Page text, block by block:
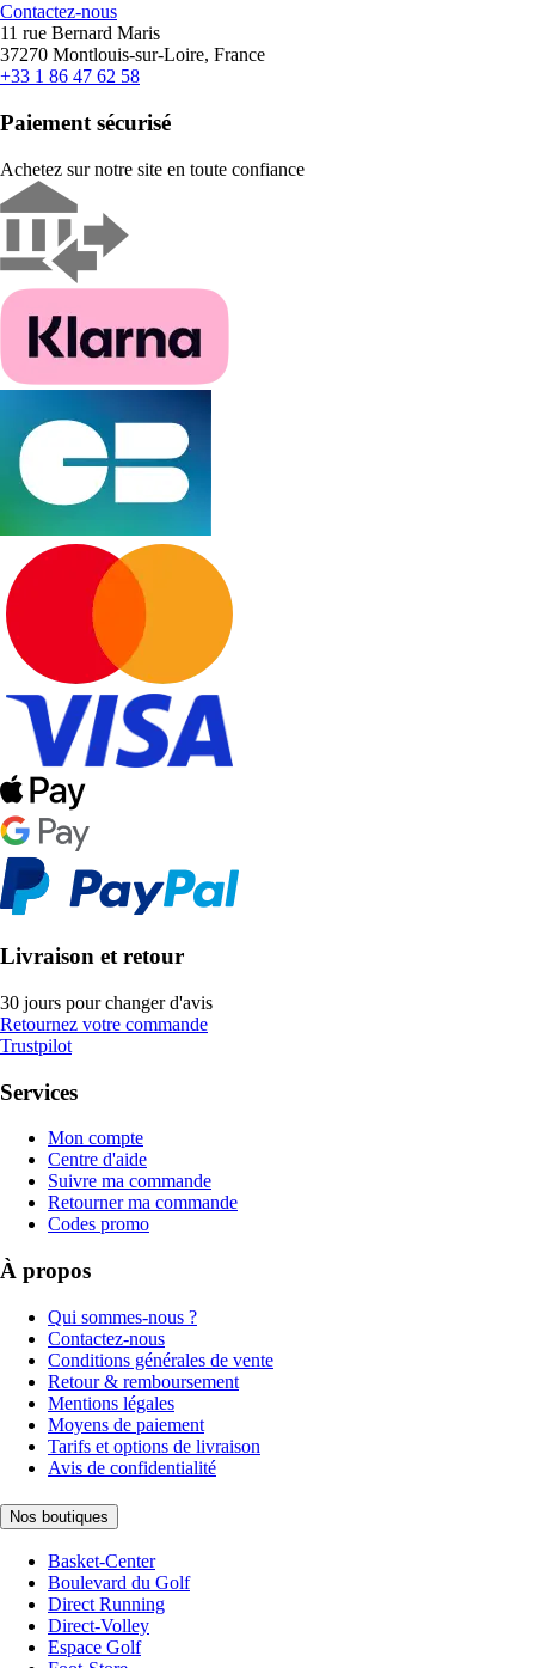
Contactez-nous
11 rue Bernard Maris
37270 Montlouis-sur-Loire, France
+33 1 86 47 62 58
Paiement sécurisé
Achetez sur notre site en toute confiance
Livraison et retour
30 jours pour changer d'avis
Retournez votre commande
Trustpilot
Services
Mon compte
Centre d'aide
Suivre ma commande
Retourner ma commande
Codes promo
À propos
Qui sommes-nous ?
Contactez-nous
Conditions générales de vente
Retour & remboursement
Mentions légales
Moyens de paiement
Tarifs et options de livraison
Avis de confidentialité
Nos boutiques
Basket-Center
Boulevard du Golf
Direct Running
Direct-Volley
Espace Golf